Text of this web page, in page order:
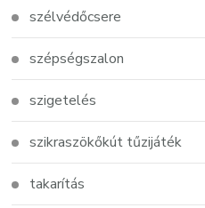
szélvédőcsere
szépségszalon
szigetelés
szikraszökőkút tűzijáték
takarítás